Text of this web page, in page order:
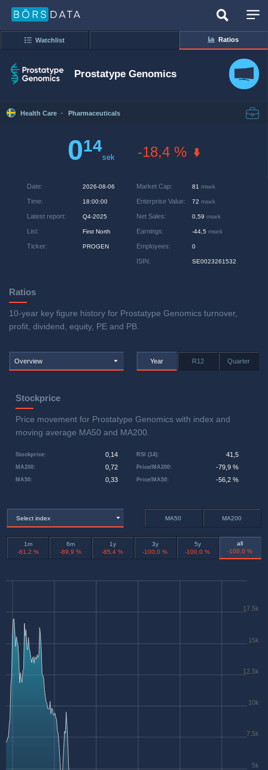
Watchlist Ratios
Prostatype Genomics
Health Care · Pharmaceuticals
014
sek -18,4 %
Date: 2026-08-06
Time: 18:00:00
Latest report: Q4-2025
List: First North
Ticker: PROGEN
Market Cap: 81 msek
Enterprise Value: 72 msek
Net Sales: 0,59 msek
Earnings: -44,5 msek
Employees: 0
ISIN: SE0023261532
Ratios
10-year key figure history for Prostatype Genomics turnover,
profit, dividend, equity, PE and PB.
Overview Year R12 Quarter
Stockprice
Price movement for Prostatype Genomics with index and
moving average MA50 and MA200.
Stockprice: 0,14
MA50: 0,33
MA200: 0,72 Price/MA200: -79,9 %
RSI (14): 41,5
Price/MA50: -56,2 %
Select index MA50 MA200
1m
-61,2 %
6m
-89,9 %
1y
-85,4 %
3y
-100,0 %
5y
-100,0 %
all
-100,0 %
5k
7.5k
10k
12.5k
15k
17.5k